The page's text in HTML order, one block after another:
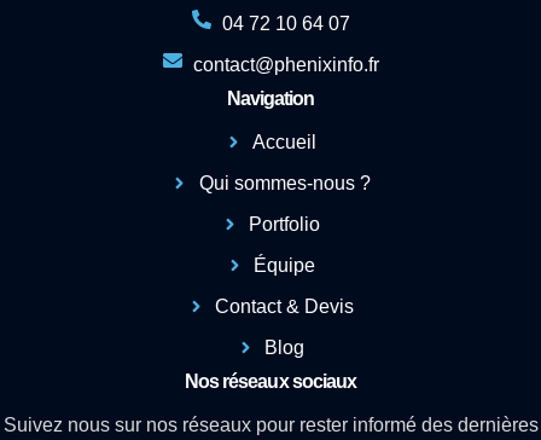
04 72 10 64 07
contact@phenixinfo.fr
Navigation
Accueil
Qui sommes-nous ?
Portfolio
Équipe
Contact & Devis
Blog
Nos réseaux sociaux
Suivez nous sur nos réseaux pour rester informé des dernières